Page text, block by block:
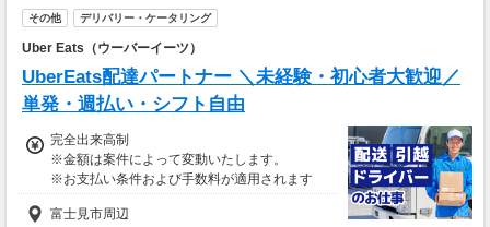
70歳以降では低負荷業務や季節により
相談の上短時間勤務をすることもあるため
その他 デリバリー・ケータリング
Uber Eats（ウーバーイーツ）
UberEats配達パートナー ＼未経験・初心者大歓迎／
単発・週払い・シフト自由
完全出来高制
※金額は案件によって変動いたします。
※お支払い条件および手数料が適用されます
富士見市周辺